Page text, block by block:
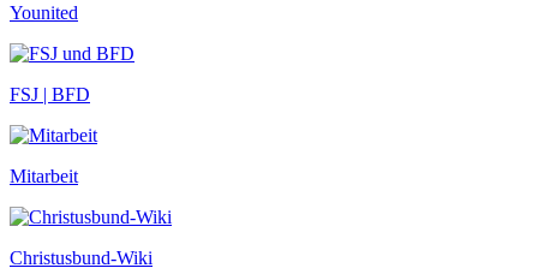
Younited
FSJ | BFD
Mitarbeit
Christusbund-Wiki